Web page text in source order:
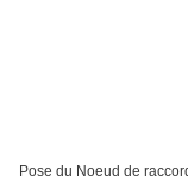
Pose du Noeud de